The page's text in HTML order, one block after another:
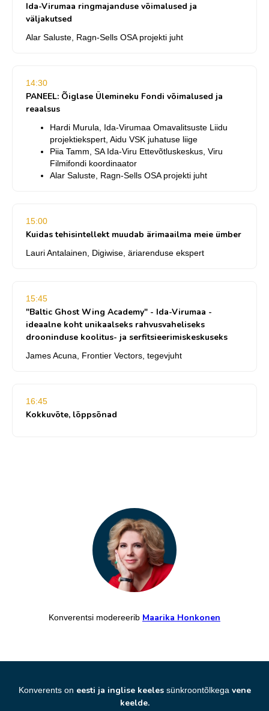
Ida-Virumaa ringmajanduse võimalused ja
väljakutsed
Alar Saluste, Ragn-Sells OSA projekti juht
14:30
PANEEL: Õiglase Ülemineku Fondi võimalused ja
reaalsus
Hardi Murula, Ida-Virumaa Omavalitsuste Liidu
projektiekspert, Aidu VSK juhatuse liige
Piia Tamm, SA Ida-Viru Ettevõtluskeskus, Viru
Filmifondi koordinaator
Alar Saluste, Ragn-Sells OSA projekti juht
15:00
Kuidas tehisintellekt muudab ärimaailma meie ümber
Lauri Antalainen, Digiwise, äriarenduse ekspert
15:45
"Baltic Ghost Wing Academy" - Ida-Virumaa -
ideaalne koht unikaalseks rahvusvaheliseks
drooninduse koolitus- ja serfitsieerimiskeskuseks
James Acuna, Frontier Vectors, tegevjuht
16:45
Kokkuvõte, lõppsõnad
Konverentsi modereerib Maarika Honkonen
Konverents on eesti ja inglise keelessünkroontõlkega vene
keelde.